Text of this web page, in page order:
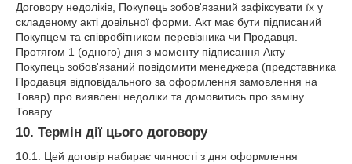
Договору недоліків, Покупець зобов'язаний зафіксувати їх у
складеному акті довільної форми. Акт має бути підписаний
Покупцем та співробітником перевізника чи Продавця.
Протягом 1 (одного) дня з моменту підписання Акту
Покупець зобов'язаний повідомити менеджера (представника
Продавця відповідального за оформлення замовлення на
Товар) про виявлені недоліки та домовитись про заміну
Товару.
10. Термін дії цього договору
10.1. Цей договір набирає чинності з дня оформлення